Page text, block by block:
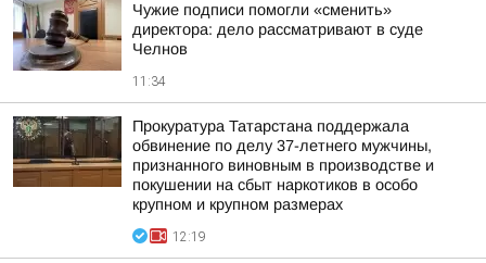
Чужие подписи помогли «сменить»
директора: дело рассматривают в суде
Челнов
11:34
Прокуратура Татарстана поддержала
обвинение по делу 37-летнего мужчины,
признанного виновным в производстве и
покушении на сбыт наркотиков в особо
крупном и крупном размерах
12:19